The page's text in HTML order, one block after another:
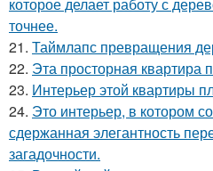
точнее.
21. Таймлапс превращения
22. Эта просторная квартира
23. Интерьер этой квартиры
24. Это интерьер, в котором
сдержанная элегантность
загадочности.